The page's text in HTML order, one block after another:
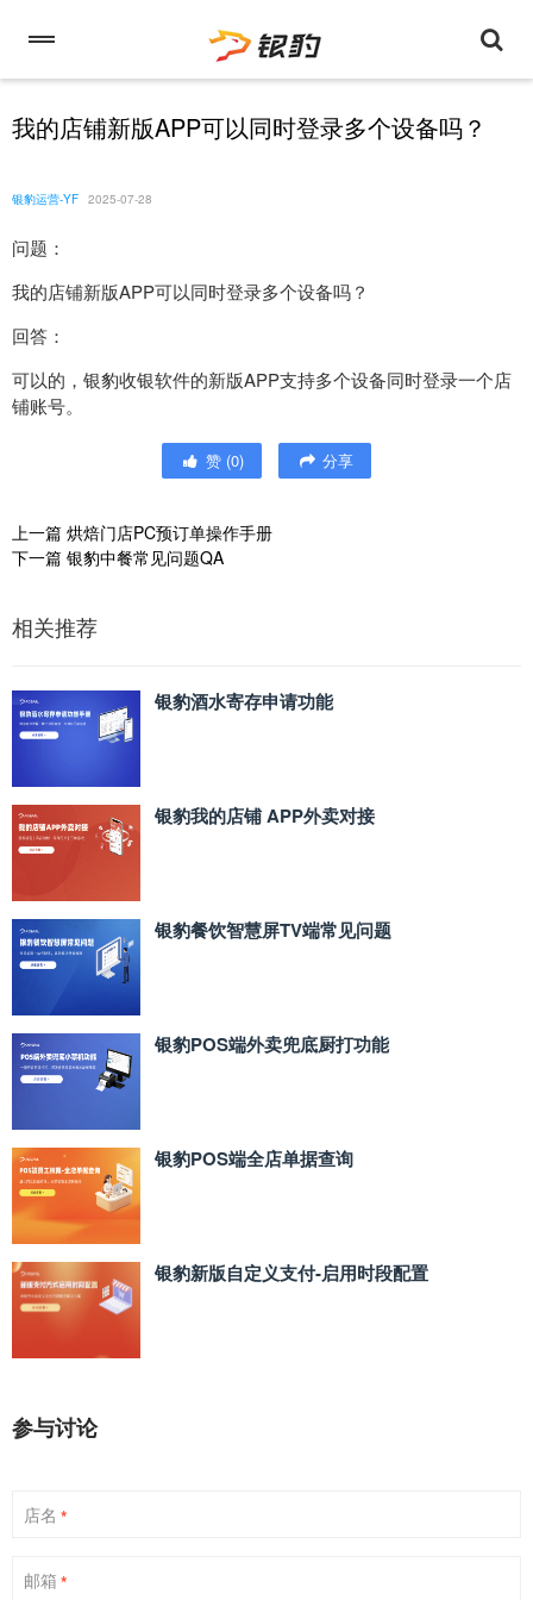
我的店铺新版APP可以同时登录多个设备吗？
银豹运营-YF 2025-07-28
问题：
我的店铺新版APP可以同时登录多个设备吗？
回答：
可以的，银豹收银软件的新版APP支持多个设备同时登录一个店
铺账号。
赞 (0) 分享
上一篇 烘焙门店PC预订单操作手册
下一篇 银豹中餐常见问题QA
相关推荐
银豹酒水寄存申请功能
银豹我的店铺 APP外卖对接
银豹餐饮智慧屏TV端常见问题
银豹POS端外卖兜底厨打功能
银豹POS端全店单据查询
银豹新版自定义支付‑启用时段配置
参与讨论
店名 *
邮箱 *